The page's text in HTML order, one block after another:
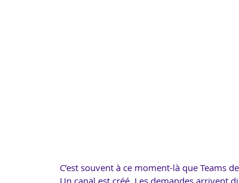
C’est souvent à ce moment-là que Teams
Un canal est créé. Les demandes arrivent